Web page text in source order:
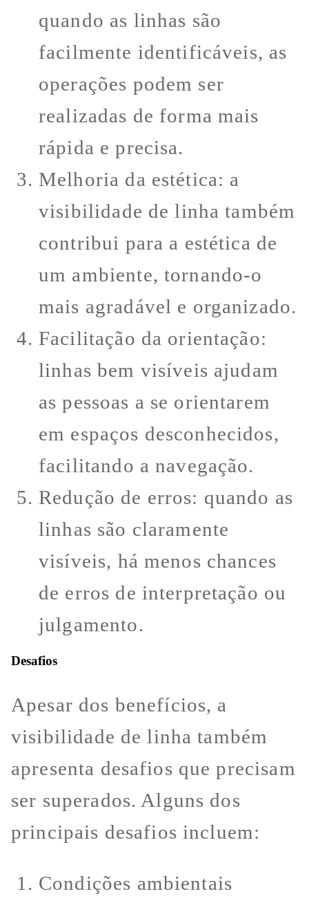
quando as linhas são
facilmente identificáveis, as
operações podem ser
realizadas de forma mais
rápida e precisa.
Melhoria da estética: a
visibilidade de linha também
contribui para a estética de
um ambiente, tornando-o
mais agradável e organizado.
Facilitação da orientação:
linhas bem visíveis ajudam
as pessoas a se orientarem
em espaços desconhecidos,
facilitando a navegação.
Redução de erros: quando as
linhas são claramente
visíveis, há menos chances
de erros de interpretação ou
julgamento.
Desafios
Apesar dos benefícios, a
visibilidade de linha também
apresenta desafios que precisam
ser superados. Alguns dos
principais desafios incluem:
Condições ambientais